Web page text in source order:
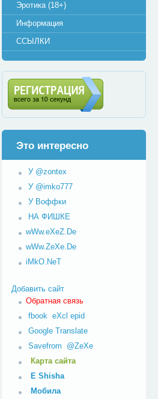
Эротика (18+)
Информация
ССЫЛКИ
Регистрация (всего за 10
Это интересно
У @zontex
У @imko777
У Воффки
НА ФИШКЕ
wWw.eXeZ.De
wWw.ZeXe.De
iMkO.NeT
Добавить сайт
Обратная связь
fbook eXcl epid
Google Translate
Savefrom @ZeXe
Карта сайта
E Shisha
Мобила